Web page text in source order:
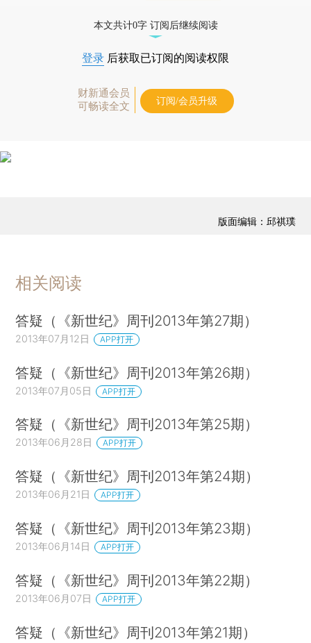
本文共计0字 订阅后继续阅读
登录 后获取已订阅的阅读权限
财新通会员
可畅读全文
订阅/会员升级
版面编辑：邱祺璞
相关阅读
答疑（《新世纪》周刊2013年第27期）
2013年07月12日 APP打开
答疑（《新世纪》周刊2013年第26期）
2013年07月05日 APP打开
答疑（《新世纪》周刊2013年第25期）
2013年06月28日 APP打开
答疑（《新世纪》周刊2013年第24期）
2013年06月21日 APP打开
答疑（《新世纪》周刊2013年第23期）
2013年06月14日 APP打开
答疑（《新世纪》周刊2013年第22期）
2013年06月07日 APP打开
答疑（《新世纪》周刊2013年第21期）